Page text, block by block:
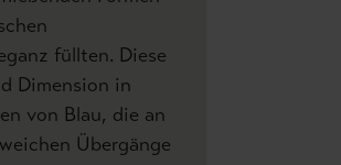
füllten. Diese
Dimension in
von Blau, die an
Übergänge